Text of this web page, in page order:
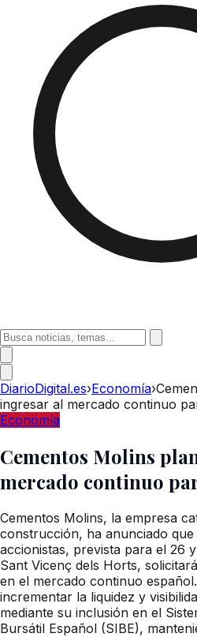
DiarioDigital.es›Economía›
ingresar al mercado continuo
Economía
Cementos Molins
mercado continuo
Cementos Molins, la empresa
construcción, ha anunciado
accionistas, prevista para el 26
Sant Vicenç dels Horts,
en el mercado continuo
incrementar la liquidez y
mediante su inclusión en el
Bursátil Español (SIBE),